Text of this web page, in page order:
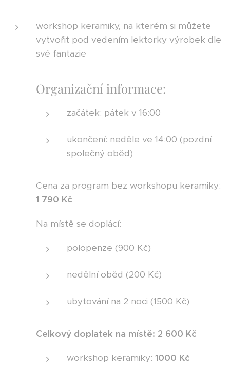
workshop keramiky, na kterém si můžete
vytvořit pod vedením lektorky výrobek dle
své fantazie
Organizační informace:
začátek: pátek v 16:00
ukončení: neděle ve 14:00 (pozdní
společný oběd)
Cena za program bez workshopu keramiky:
1 790 Kč
Na místě se doplácí:
polopenze (900 Kč)
nedělní oběd (200 Kč)
ubytování na 2 noci (1500 Kč)
Celkový doplatek na místě: 2 600 Kč
workshop keramiky: 1000 Kč